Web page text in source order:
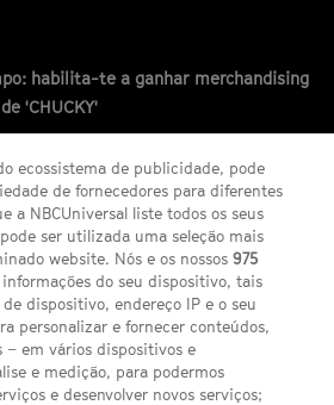
habilita-te a ganhar merchandising
'CHUCKY'
TWITTER
YOUTUBEINSTAGRAM
ecossistema de publicidade, pode
de fornecedores para diferentes
a NBCUniversal liste todos os seus
ser utilizada uma seleção mais
website. Nós e os nossos975
do seu dispositivo, tais
dispositivo, endereço IP e o seu
personalizar e fornecer conteúdos,
– em vários dispositivos e
e medição, para podermos
e desenvolver novos serviços;